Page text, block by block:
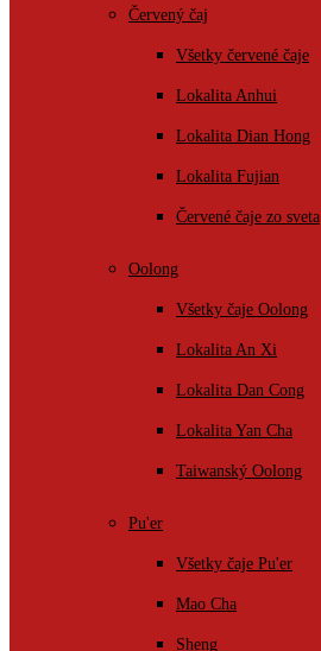
Červený čaj
Všetky červené čaje
Lokalita Anhui
Lokalita Dian Hong
Lokalita Fujian
Červené čaje zo sveta
Oolong
Všetky čaje Oolong
Lokalita An Xi
Lokalita Dan Cong
Lokalita Yan Cha
Taiwanský Oolong
Pu'er
Všetky čaje Pu'er
Mao Cha
Sheng